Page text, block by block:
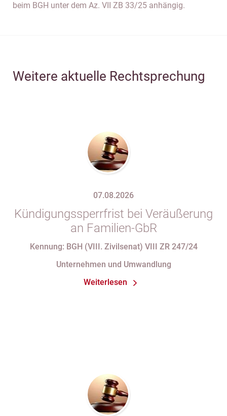
beim BGH unter dem Az. VII ZB 33/25 anhängig.
Weitere aktuelle Rechtsprechung
07.08.2026
Kündigungssperrfrist bei Veräußerung
an Familien-GbR
Kennung: BGH (VIII. Zivilsenat) VIII ZR 247/24
Unternehmen und Umwandlung
Weiterlesen